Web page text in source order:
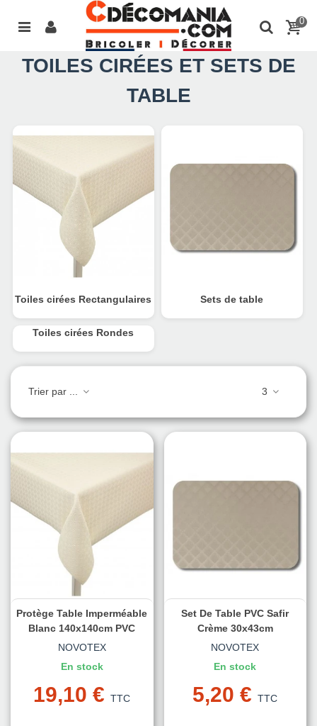
0
TOILES CIRÉES ET SETS DE
TABLE
Toiles cirées Rectangulaires Sets de table
Toiles cirées Rondes
Trier par ... 3
Protège Table Imperméable
Blanc 140x140cm PVC
NOVOTEX
En stock
19,10 € TTC
Set De Table PVC Safir
Crème 30x43cm
NOVOTEX
En stock
5,20 € TTC